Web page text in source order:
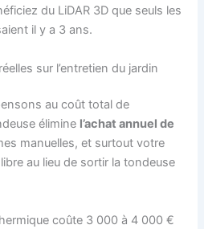
du LiDAR 3D que seuls les
il y a 3 ans.
sur l’entretien du jardin
au coût total de
élimine l’achat annuel de
manuelles, et surtout votre
au lieu de sortir la tondeuse
coûte 3 000 à 4 000 €